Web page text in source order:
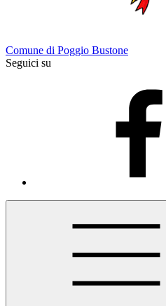
Comune di Poggio Bustone
Seguici su